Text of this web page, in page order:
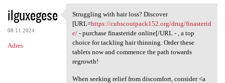
ilguxegese
08.11.2024
Adres
Struggling with hair loss?
Struggling with hair loss? Discover
[URL=https://cubscoutpack152.org/drug/finasterid
e/- purchase finasteride online[/URL - , a top
choice for tackling hair thinning. Order these
tablets now and commence the path towards
regrowth!
When seeking relief from discomfort, consider <a